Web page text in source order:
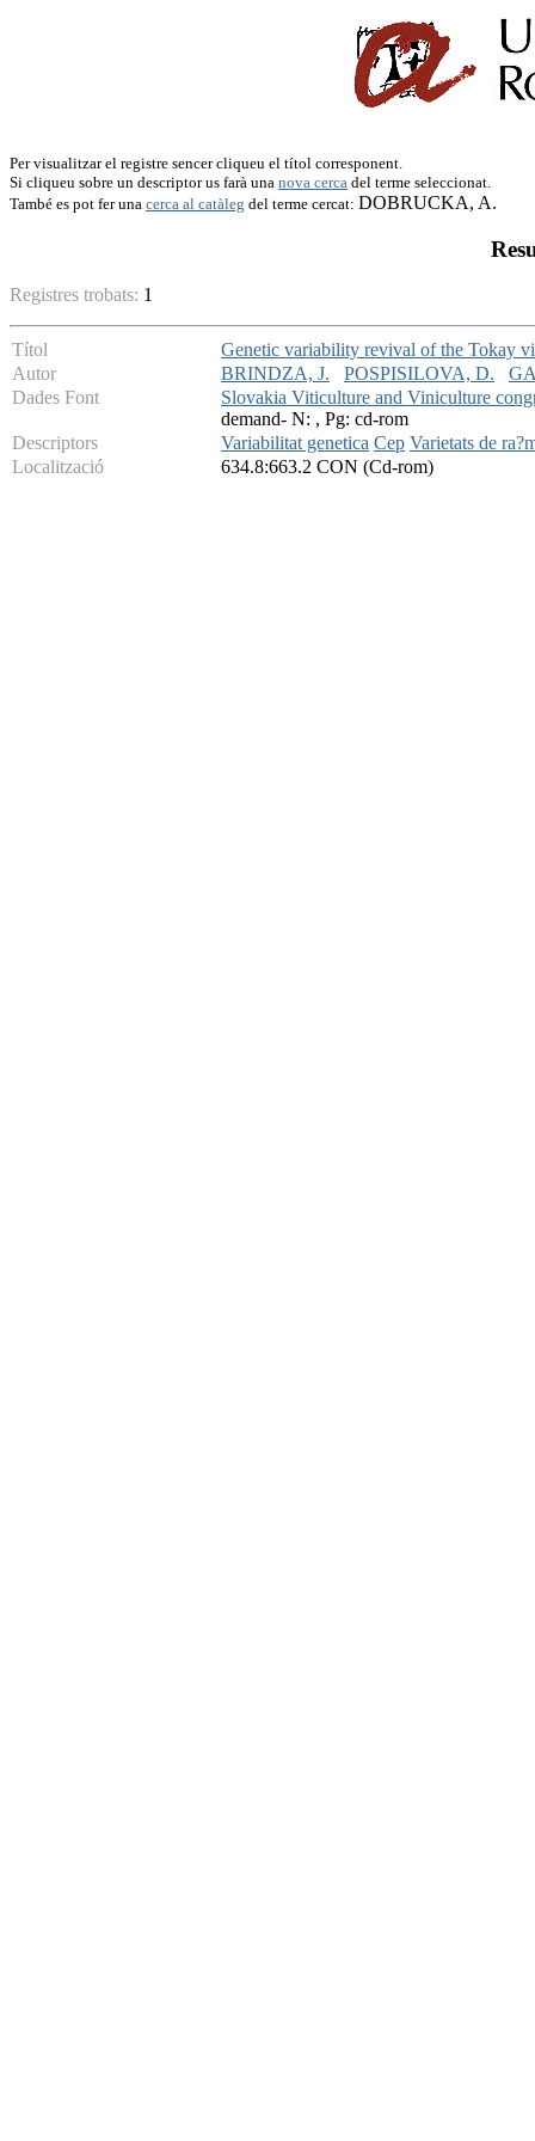
Per visualitzar el registre sencer cliqueu el títol corresponent.
Si cliqueu sobre un descriptor us farà una nova cerca del terme seleccionat.
També es pot fer una cerca al catàleg del terme cercat: DOBRUCKA, A.
Registres trobats: 1
Títol
Genetic variability revival of the Tokay
Autor
BRINDZA, J. POSPISILOVA, D.
Dades Font
Slovakia Viticulture and Viniculture
demand- N: , Pg: cd-rom
Descriptors
Variabilitat genetica Cep Varietats de
Localització
634.8:663.2 CON (Cd-rom)